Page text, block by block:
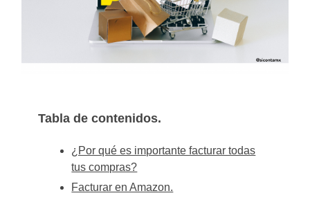
Tabla de contenidos.
¿Por qué es importante facturar todas
tus compras?
Facturar en Amazon.